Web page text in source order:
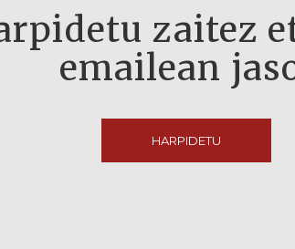
zaitez
emailean
HARPIDETU